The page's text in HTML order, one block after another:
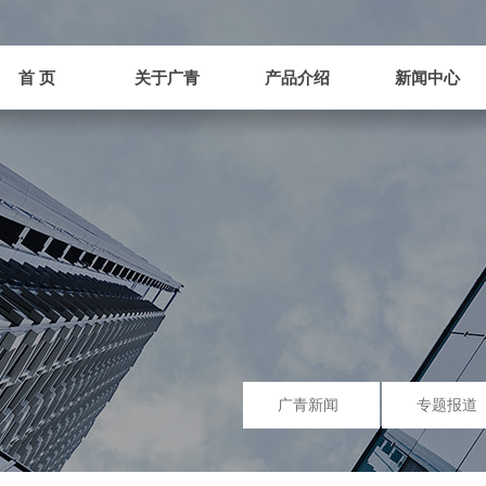
首 页 关于广青 产品介绍 新闻中心
广青新闻 专题报道